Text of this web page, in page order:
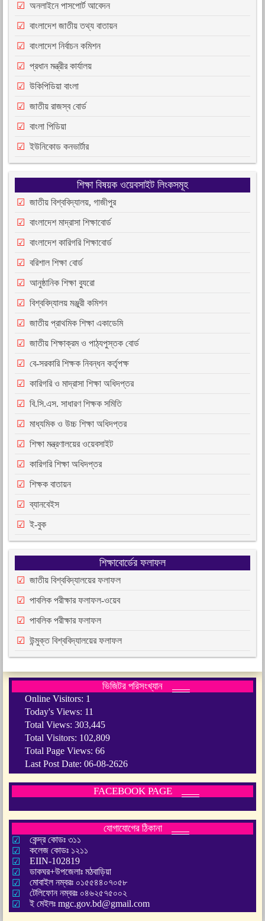
অনলাইনে পাসপোর্ট আবেদন
বাংলাদেশ জাতীয় তথ্য বাতায়ন
বাংলাদেশ নির্বাচন কমিশন
প্রধান মন্ত্রীর কার্যালয়
উকিপিডিয়া বাংলা
জাতীয় রাজস্ব বোর্ড
বাংলা পিডিয়া
ইউনিকোড কনভার্টার
শিক্ষা বিষয়ক ওয়েবসাইট লিংকসমূহ
জাতীয় বিশ্ববিদ্যালয়, গাজীপুর
বাংলাদেশ মাদ্রাসা শিক্ষাবোর্ড
বাংলাদেশ কারিগরি শিক্ষাবোর্ড
বরিশাল শিক্ষা বোর্ড
আনুষ্ঠানিক শিক্ষা ব্যুরো
বিশ্ববিদ্যালয় মঞ্জুরী কমিশন
জাতীয় প্রাথমিক শিক্ষা একাডেমি
জাতীয় শিক্ষাক্রম ও পাঠ্যপুস্তক বোর্ড
বে-সরকারি শিক্ষক নিবন্ধন কর্তৃপক্ষ
কারিগরি ও মাদ্রাসা শিক্ষা অধিদপ্তর
বি.সি.এস. সাধারণ শিক্ষক সমিতি
মাধ্যমিক ও উচ্চ শিক্ষা অধিদপ্তর
শিক্ষা মন্ত্রণালয়ের ওয়েবসাইট
কারিগরি শিক্ষা অধিদপ্তর
শিক্ষক বাতায়ন
ব্যানবেইস
ই-বুক
শিক্ষাবোর্ডের ফলাফল
জাতীয় বিশ্ববিদ্যালয়ের ফলাফল
পাবলিক পরীক্ষার ফলাফল-ওয়েব
পাবলিক পরীক্ষার ফলাফল
উন্মুক্ত বিশ্ববিদ্যালয়ের ফলাফল
ভিজিটর পরিসংখ্যান
Online Visitors: 1
Today's Views: 11
Total Views: 303,445
Total Visitors: 102,809
Total Page Views: 66
Last Post Date: 06-08-2626
FACEBOOK PAGE
যোগাযোগের ঠিকানা
কেন্দ্র কোডঃ ৩১১
কলেজ কোডঃ ১২১১
EIIN-102819
ডাকঘর+উপজেলাঃ মঠবাড়িয়া
মোবাইল নম্বরঃ ০১৫৫৪৪০৭০৫৮
টেলিফোন নম্বরঃ ০৪৬২৫৭৫০০২
ই মেইলঃ mgc.gov.bd@gmail.com